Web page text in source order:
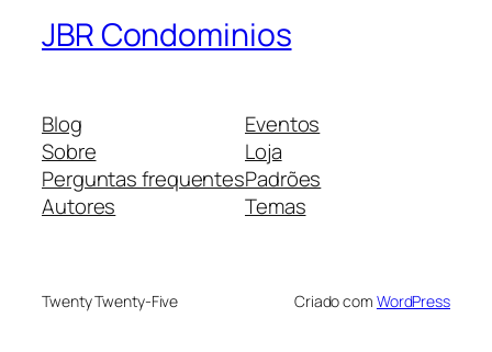
JBR Condominios
Blog
Sobre
Perguntas frequentes
Autores
Eventos
Loja
Padrões
Temas
Twenty Twenty-Five Criado com WordPress